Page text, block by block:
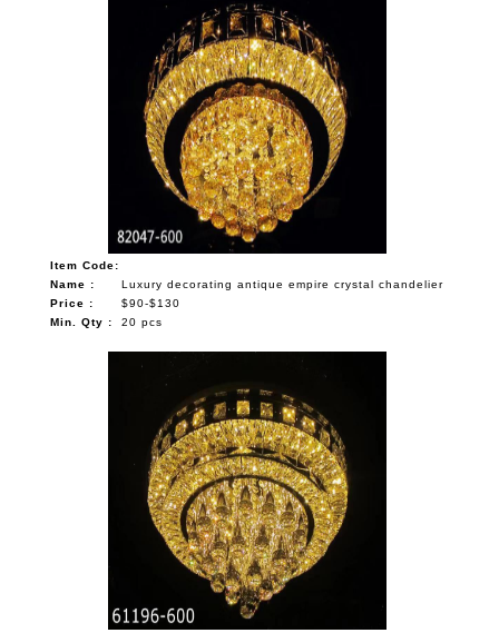
Item Code:
Name :
Luxury decorating antique empire crystal chandelier
Price :
$90-$130
Min. Qty :
20 pcs